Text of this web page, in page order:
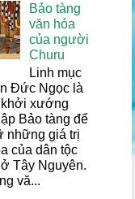
Bảo tàng
văn hóa
của người
Churu
Linh mục
Đức Ngọc là
xướng
Bảo tàng để
những giá trị
của dân tộc
Tây Nguyên.
vă...